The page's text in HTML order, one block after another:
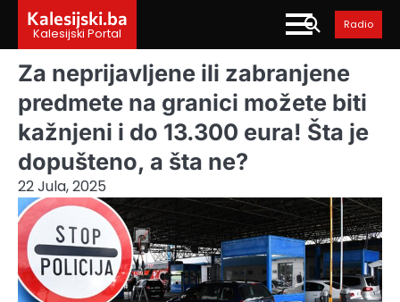
content
Kalesijski.ba
Kalesijski Portal
Radio
Za neprijavljene ili zabranjene
predmete na granici možete biti
kažnjeni i do 13.300 eura! Šta je
dopušteno, a šta ne?
22 Jula, 2025